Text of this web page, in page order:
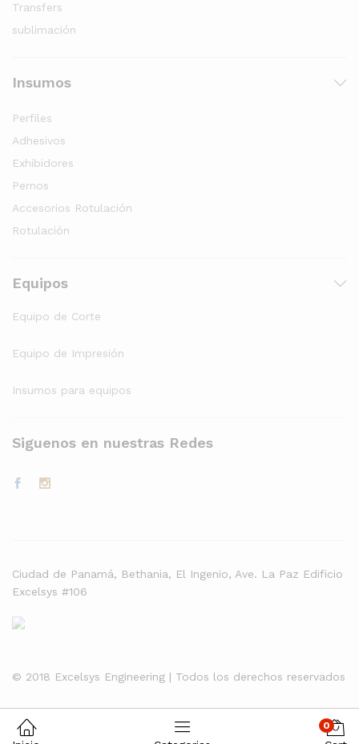
Transfers
sublimación
Insumos
Perfiles
Adhesivos
Exhibidores
Pernos
Accesorios Rotulación
Rotulación
Equipos
Equipo de Corte
Equipo de Impresión
Insumos para equipos
Siguenos en nuestras Redes
© 2018 Excelsys Engineering | Todos los derechos reservados
Ciudad de Panamá, Bethania, El Ingenio, Ave. La Paz Edificio
Excelsys #106
0